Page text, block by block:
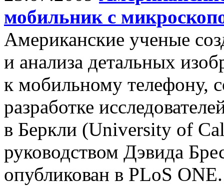
мобильник с
Американские ученые
и анализа детальных
к мобильному телефону,
разработке
в Беркли (University of
руководством Дэвида
опубликован в PLoS ONE.